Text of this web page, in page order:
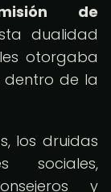
de
dualidad
otorgaba
dentro de la
los druidas
sociales,
y